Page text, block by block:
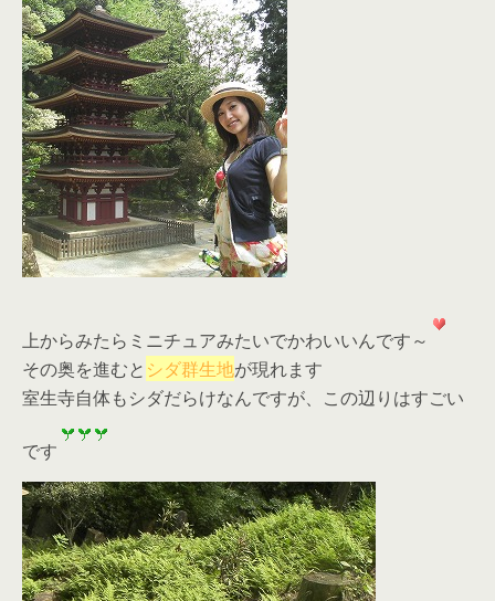
上からみたらミニチュアみたいでかわいいんです～
その奥を進むと シダ群生地が現れます
室生寺自体もシダだらけなんですが、この辺りはすごい
です